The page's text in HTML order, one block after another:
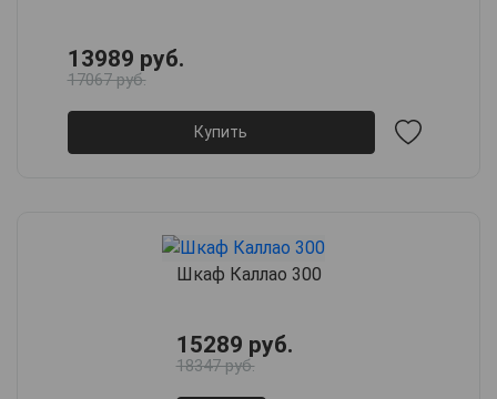
13989 руб.
17067 руб.
Купить
Шкаф Каллао 300
15289 руб.
18347 руб.